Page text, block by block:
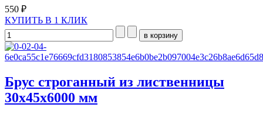
550 ₽
КУПИТЬ В 1 КЛИК
Брус строганный из лиственницы
30х45х6000 мм